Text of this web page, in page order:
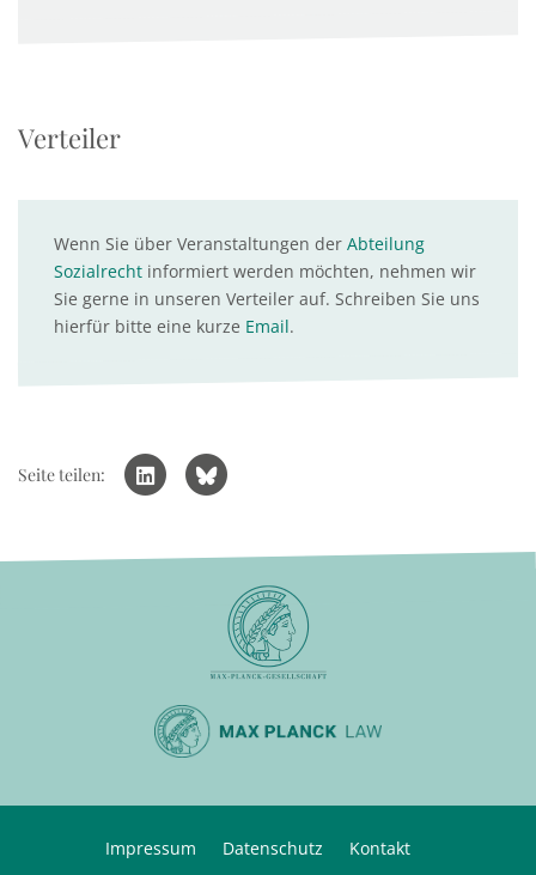
Verteiler
Wenn Sie über Veranstaltungen der Abteilung
Sozialrecht informiert werden möchten, nehmen wir
Sie gerne in unseren Verteiler auf. Schreiben Sie uns
hierfür bitte eine kurze Email.
Seite teilen:
Impressum Datenschutz Kontakt